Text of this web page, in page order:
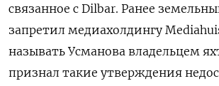
связанное с Dilbar. Ранее
запретил медиахолдингу
называть Усманова владельцем
признал такие утверждения